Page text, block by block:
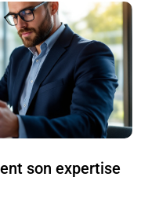
son expertise